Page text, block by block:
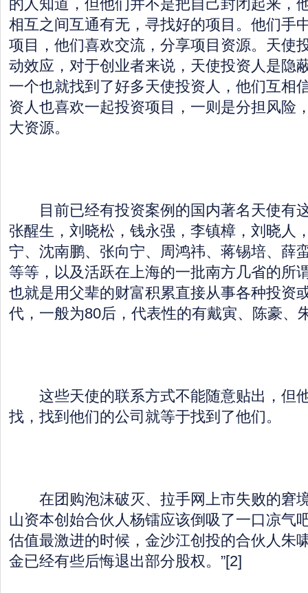
的人知道，但他们并不是把自己封闭起来，
相互之间互通有无，寻找好的项目。他们手
项目，他们喜欢交流，分享项目资源。天使
动效应，对于创业者来说，天使投资人是隐
一个也就找到了好多天使投资人，他们互相
资人也喜欢一起投资项目，一则是分担风险
大资源。
目前已经有投资案例的国内著名天使有
张醒生，刘晓松，钱永强，李镇樟，刘晓人
宁、沈南鹏、张向宁、周鸿祎、蒋锡培、薛
等等，以及活跃在上海的一批南方几省的所
也就是用父辈的财富积累直接从事各种投资
代，一般为80后，代表性的有戴寅、陈豪、
这些天使的联系方式不能随意贴出，但
找，找到他们的公司就等于找到了他们。
在团购泡沫破灭、拉手网上市失败的窘
山资本创始合伙人杨镭应该倒吸了一口凉气
估值最激进的时候，金沙江创投的合伙人朱
金已经有些后悔退出部分股权。”[2]